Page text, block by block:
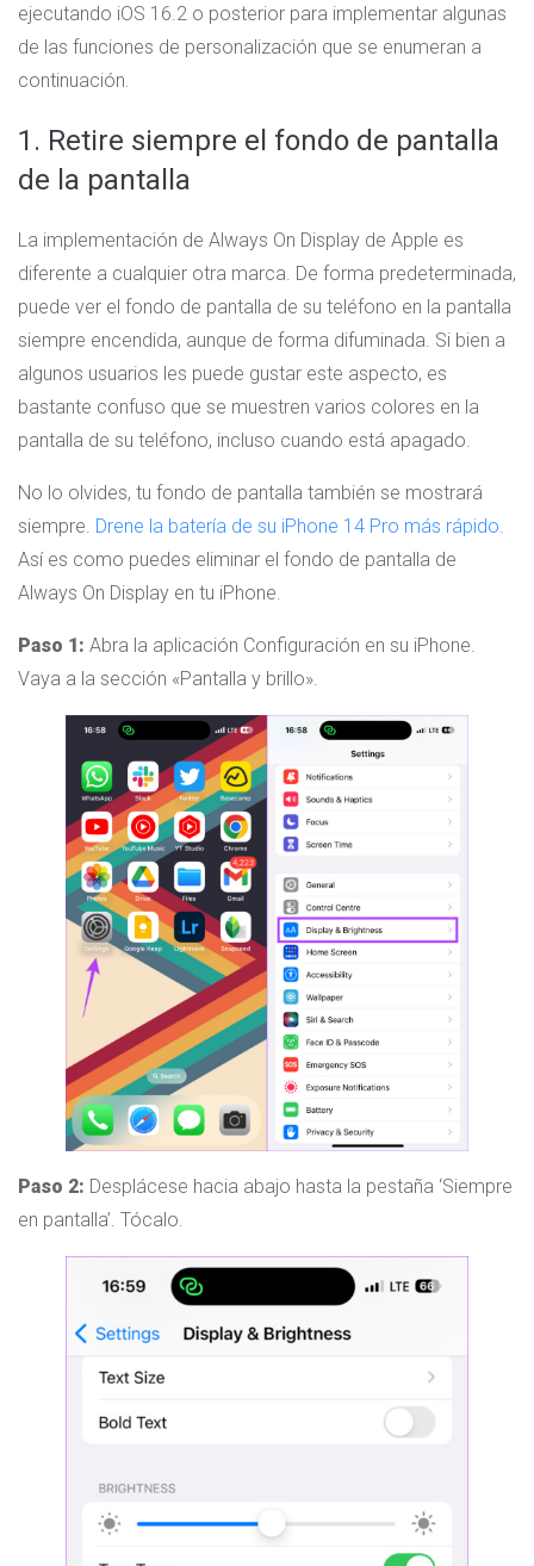
ejecutando iOS 16.2 o posterior para implementar algunas
de las funciones de personalización que se enumeran a
continuación.
1. Retire siempre el fondo de pantalla
de la pantalla
La implementación de Always On Display de Apple es
diferente a cualquier otra marca. De forma predeterminada,
puede ver el fondo de pantalla de su teléfono en la pantalla
siempre encendida, aunque de forma difuminada. Si bien a
algunos usuarios les puede gustar este aspecto, es
bastante confuso que se muestren varios colores en la
pantalla de su teléfono, incluso cuando está apagado.
No lo olvides, tu fondo de pantalla también se mostrará
siempre. Drene la batería de su iPhone 14 Pro más rápido
Así es como puedes eliminar el fondo de pantalla de
Always On Display en tu iPhone.
Paso 1: Abra la aplicación Configuración en su iPhone.
Vaya a la sección «Pantalla y brillo».
Paso 2: Desplácese hacia abajo hasta la pestaña ‘Siempre
en pantalla’. Tócalo.